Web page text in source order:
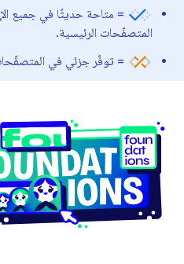
= متاحة حديثًا في جميع
المتصفّحات الرئيسية.
= توفّر جزئي في